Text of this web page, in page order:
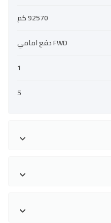
92570 كم
FWD دفع امامي
1
5